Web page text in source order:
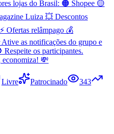
lojas do Brasil: 🟠 Shopee 🟡
Luiza 💥 Descontos
Ofertas relâmpago 💰
as notificações do grupo e
os participantes.
💸
Livre Patrocinado
343